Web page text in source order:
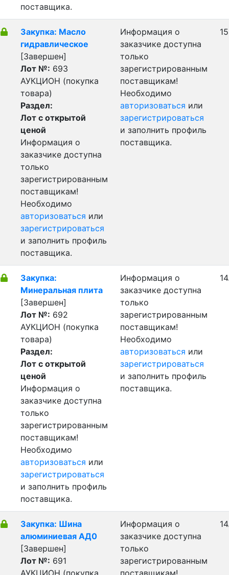
поставщика.
Закупка: Масло
гидравлическое
[Завершен]
Лот №: 693
АУКЦИОН (покупка
товара)
Раздел:
Лот с открытой
ценой
Информация о
заказчике доступна
только
зарегистрированным
поставщикам!
Необходимо
авторизоваться или
зарегистрироваться
и заполнить профиль
поставщика.
Информация о
заказчике доступна
только
зарегистрированным
поставщикам!
Необходимо
авторизоваться или
зарегистрироваться
и заполнить профиль
поставщика.
Закупка:
Минеральная плита
[Завершен]
Лот №: 692
АУКЦИОН (покупка
товара)
Раздел:
Лот с открытой
ценой
Информация о
заказчике доступна
только
зарегистрированным
поставщикам!
Необходимо
авторизоваться или
зарегистрироваться
и заполнить профиль
поставщика.
Информация о
заказчике доступна
только
зарегистрированным
поставщикам!
Необходимо
авторизоваться или
зарегистрироваться
и заполнить профиль
поставщика.
Закупка: Шина
алюминиевая АД0
[Завершен]
Лот №: 691
АУКЦИОН (покупка
Информация о
заказчике доступна
только
зарегистрированным
поставщикам!